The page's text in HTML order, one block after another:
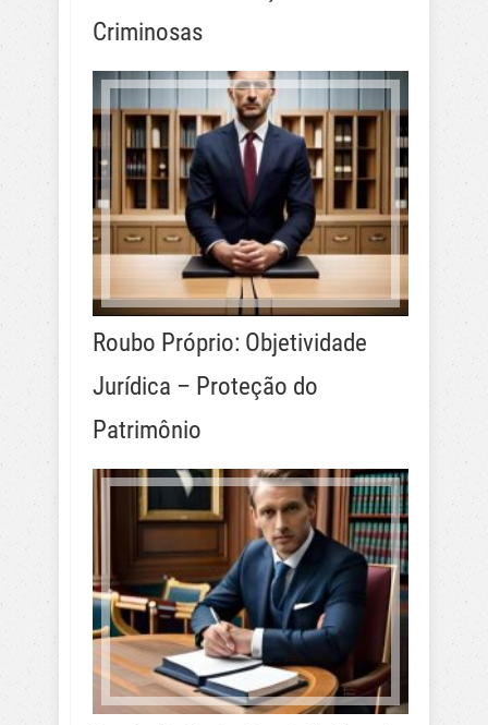
Criminosas
Roubo Próprio: Objetividade
Jurídica – Proteção do
Patrimônio